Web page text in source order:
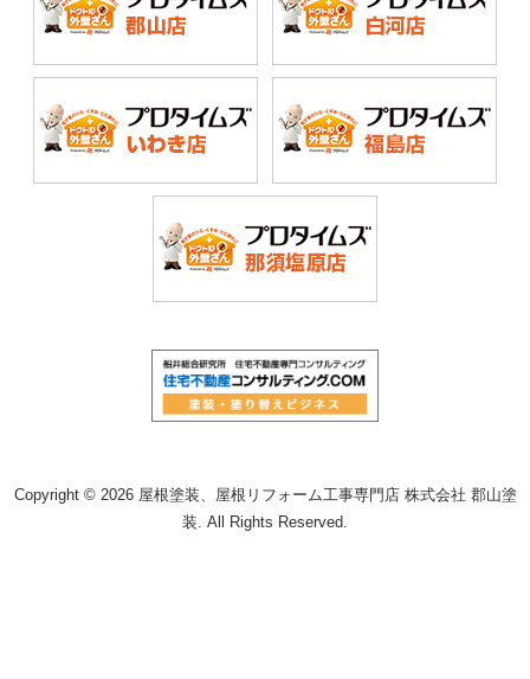
Copyright © 2026 屋根塗装、屋根リフォーム工事専門店 株式会社 郡山塗
装. All Rights Reserved.